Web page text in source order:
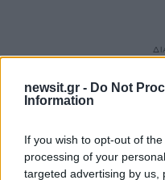
newsit.gr - Do Not
Information
If you wish to opt-out of
processing of your
targeted advertising by us,